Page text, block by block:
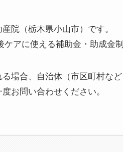
院（栃木県小山市）です。
ケアに使える補助金・助成金
場合、自治体（市区町村な
お問い合わせください。